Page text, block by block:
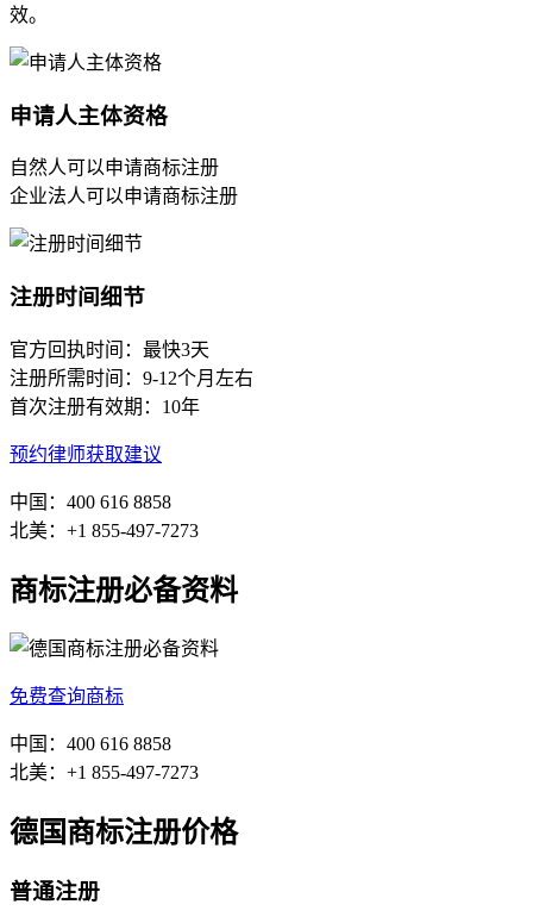
效。
申请人主体资格
自然人可以申请商标注册
企业法人可以申请商标注册
注册时间细节
官方回执时间：最快3天
注册所需时间：9-12个月左右
首次注册有效期：10年
预约律师获取建议
中国：400 616 8858
北美：+1 855-497-7273
商标注册必备资料
免费查询商标
中国：400 616 8858
北美：+1 855-497-7273
德国商标注册价格
普通注册